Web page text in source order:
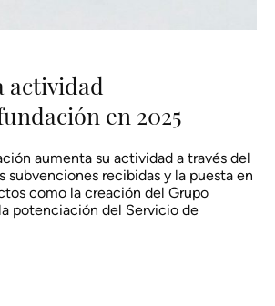
actividad
en 2025
aumenta su actividad a través del
subvenciones recibidas y la puesta en
como la creación del Grupo
potenciación del Servicio de